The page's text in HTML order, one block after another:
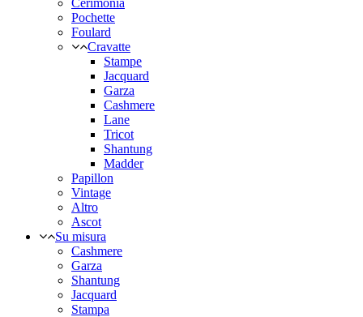
Cerimonia
Pochette
Foulard
Cravatte
Stampe
Jacquard
Garza
Cashmere
Lane
Tricot
Shantung
Madder
Papillon
Vintage
Altro
Ascot
Su misura
Cashmere
Garza
Shantung
Jacquard
Stampa